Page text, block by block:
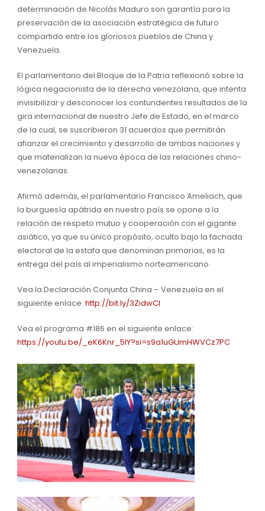
determinación de Nicolás Maduro son garantía para la
preservación de la asociación estratégica de futuro
compartido entre los gloriosos pueblos de China y
Venezuela.
El parlamentario del Bloque de la Patria reflexionó sobre la
lógica negacionista de la derecha venezolana, que intenta
invisibilizar y desconocer los contundentes resultados de la
gira internacional de nuestro Jefe de Estado, en el marco
de la cual, se suscribieron 31 acuerdos que permitirán
afianzar el crecimiento y desarrollo de ambas naciones y
que materializan la nueva época de las relaciones chino-
venezolanas.
Afirmó además, el parlamentario Francisco Ameliach, que
la burguesía apátrida en nuestro país se opone a la
relación de respeto mutuo y cooperación con el gigante
asiático, ya que su único propósito, oculto bajo la fachada
electoral de la estafa que denominan primarias, es la
entrega del país al imperialismo norteamericano.
Vea la Declaración Conjunta China – Venezuela en el
siguiente enlace: http://bit.ly/3ZidwCl
Vea el programa #186 en el siguiente enlace:
https://youtu.be/_eK6Knr_5lY?si=s9a1uGUmHWVCz7PC